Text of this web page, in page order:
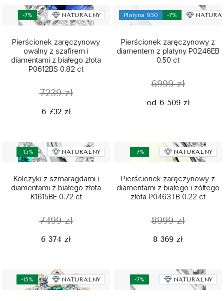
-7% NATURALNY
Pierścionek zaręczynowy
owalny z szafirem i
diamentami z białego złota
P0612BS 0.82 ct
7239 zł
6 732 zł
Platyna 950 -7%
Pierścionek zaręczynowy z
diamentem z platyny P0246EB
0.50 ct
6999 zł
od 6 509 zł
-15% NATURALNY
Kolczyki z szmaragdami i
diamentami z białego złota
K1615BE 0.72 ct
7499 zł
6 374 zł
-7% NATURALNY
Pierścionek zaręczynowy z
diamentami z białego i żółtego
złota P0463TB 0.22 ct
8999 zł
8 369 zł
-15% NATURALNY -7% NATURALNY